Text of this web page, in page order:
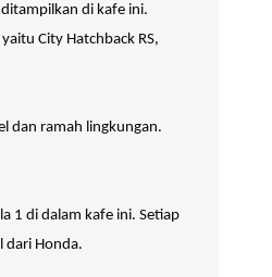
di kafe ini.
City Hatchback RS,
dan ramah lingkungan.
1 di dalam kafe ini. Setiap
dari Honda.